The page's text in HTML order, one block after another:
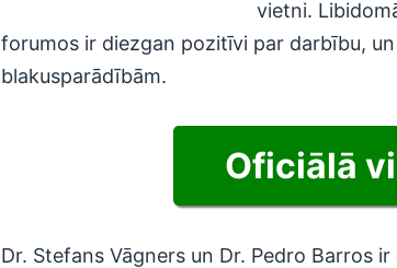
vietni.
forumos ir diezgan pozitīvi par darbību,
blakusparādībām.
Oficiālā
Dr. Stefans Vāgners un Dr. Pedro Barros